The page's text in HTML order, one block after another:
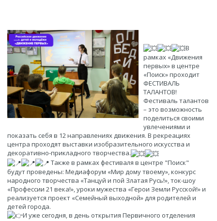
В
рамках «Движения
первых» в центре
«Поиск» проходит
ФЕСТИВАЛЬ
ТАЛАНТОВ!
Фестиваль талантов
– это возможность
поделиться своими
увлечениями и
показать себя в 12 направлениях движения. В рекреациях
центра проходят выставки изобразительного искусства и
декоративно-прикладного творчества.
Также в рамках фестиваля в центре "Поиск"
будут проведены: Медиафорум «Мир дому твоему», конкурс
народного творчества «Танцуй и пой Златая Русь!», ток-шоу
«Профессии 21 века!», уроки мужества «Герои Земли Русской!» и
реализуется проект «Семейный выходной» для родителей и
детей города.
И уже сегодня, в день открытия Первичного отделения